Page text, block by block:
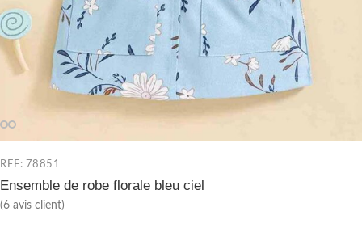
REF: 78851
Ensemble de robe florale bleu ciel
(6 avis client)